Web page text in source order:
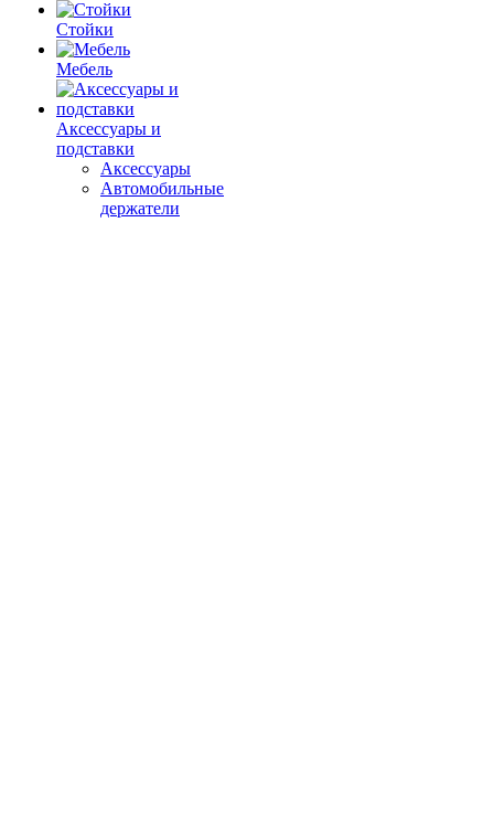
Стойки
Мебель
Аксессуары и
подставки
Аксессуары
Автомобильные
держатели